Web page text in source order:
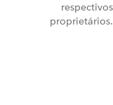
respectivos
proprietários.